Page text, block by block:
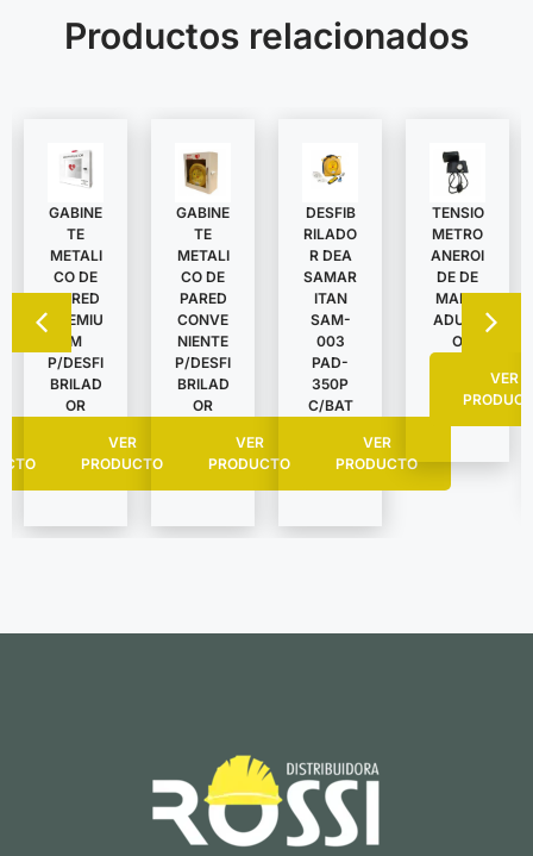
Productos relacionados
GABINE
TE
METALI
CO DE
PARED
PREMIU
M
P/DESFI
BRILAD
OR
VER
PRODUCTO
GABINE
TE
METALI
CO DE
PARED
CONVE
NIENTE
P/DESFI
BRILAD
OR
VER
PRODUCTO
DESFIB
RILADO
R DEA
SAMAR
ITAN
SAM-
003
PAD-
350P
C/BAT
VER
PRODUCTO
TENSIO
METRO
ANEROI
DE DE
MANO
ADULT
O
VER